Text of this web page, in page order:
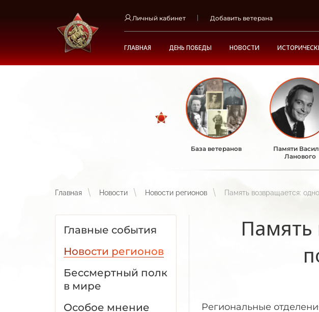
Личный кабинет Добавить ветерана
ГЛАВНАЯ ДЕНЬ ПОБЕДЫ НОВОСТИ
База ветеранов
Памяти
Ланового
Главная Новости Новости регионов Память возвращается:
Главные события
Новости регионов
Бессмертный полк
в мире
Особое мнение
Память
Региональные